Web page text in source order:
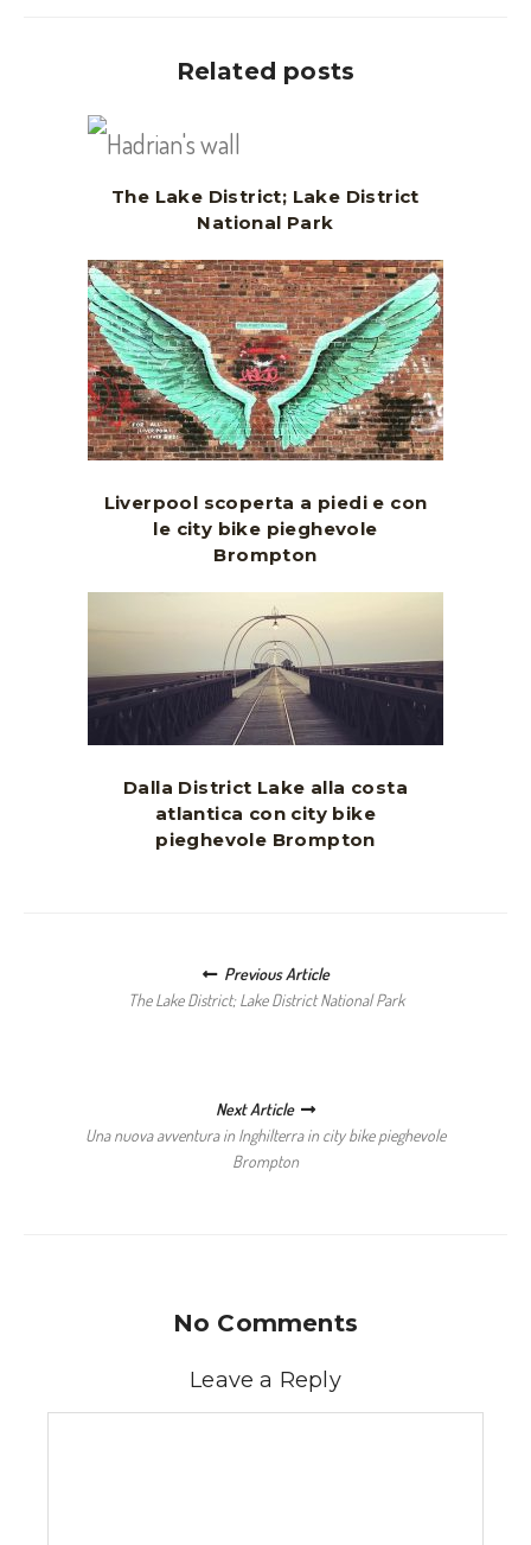
Related posts
The Lake District; Lake District
National Park
Liverpool scoperta a piedi e con
le city bike pieghevole
Brompton
Dalla District Lake alla costa
atlantica con city bike
pieghevole Brompton
Previous Article
The Lake District; Lake District National Park
Next Article
Una nuova avventura in Inghilterra in city bike pieghevole
Brompton
No Comments
Leave a Reply